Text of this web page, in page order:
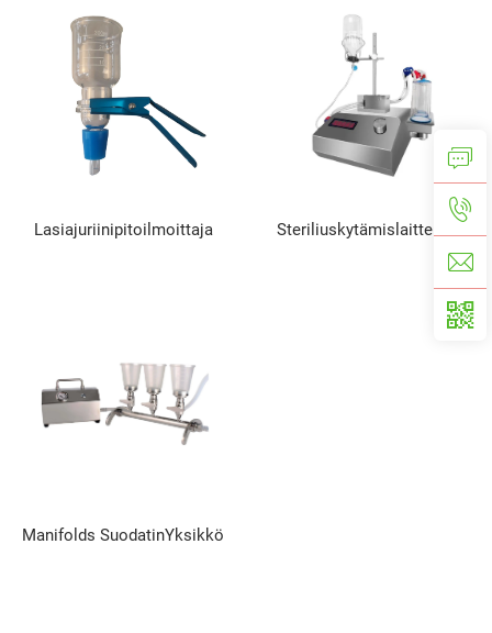
Lasiajuriinipitoilmoittaja Steriliuskytämislaitteisto
Manifolds SuodatinYksikkö